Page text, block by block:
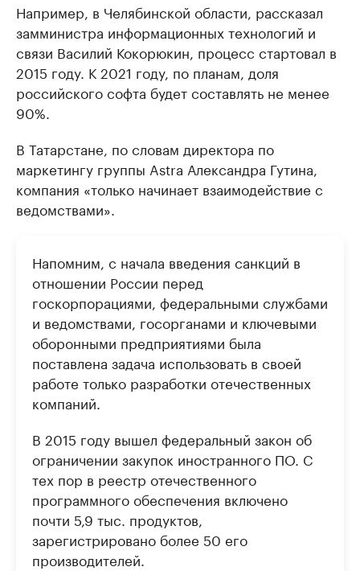
Например, в Челябинской области, рассказал
замминистра информационных технологий и
связи Василий Кокорюкин, процесс стартовал в
2015 году. К 2021 году, по планам, доля
российского софта будет составлять не менее
90%.
В Татарстане, по словам директора по
маркетингу группы Astra Александра Гутина,
компания «только начинает взаимодействие с
ведомствами».
Напомним, с начала введения санкций в
отношении России перед
госкорпорациями, федеральными службами
и ведомствами, госорганами и ключевыми
оборонными предприятиями была
поставлена задача использовать в своей
работе только разработки отечественных
компаний.
В 2015 году вышел федеральный закон об
ограничении закупок иностранного ПО. С
тех пор в реестр отечественного
программного обеспечения включено
почти 5,9 тыс. продуктов,
зарегистрировано более 50 его
производителей.